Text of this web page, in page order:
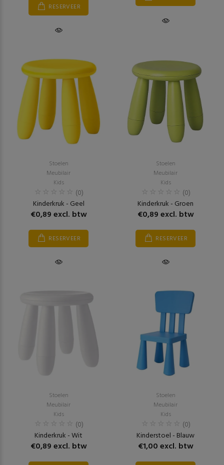
RESERVEER
Stoelen
Meubilair
Kids
(0)
Kinderkruk - Geel
€0,89 excl. btw
RESERVEER
Stoelen
Meubilair
Kids
(0)
Kinderkruk - Groen
€0,89 excl. btw
RESERVEER
Stoelen
Meubilair
Kids
(0)
Kinderkruk - Wit
€0,89 excl. btw
Stoelen
Meubilair
Kids
(0)
Kinderstoel - Blauw
€1,00 excl. btw